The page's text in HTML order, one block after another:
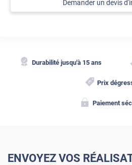
Demander un devis
Durabilité jusqu'à 15 ans
Prix
Paiement
ENVOYEZ VOS